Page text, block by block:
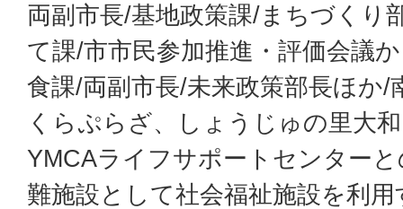
両副市長/基地政策課/まちづくり
て課/市市民参加推進・評価会議
食課/両副市長/未来政策部長ほか/
くらぷらざ、しょうじゅの里大
YMCAライフサポートセンター
難施設として社会福祉施設を利